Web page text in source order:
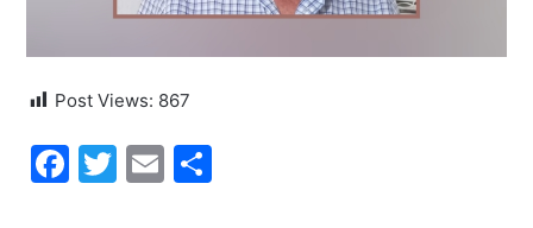
Post Views: 867
Facebook
Twitter
Email